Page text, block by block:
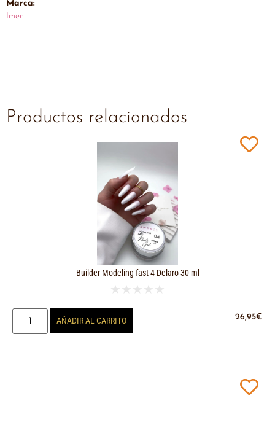
Marca:
Imen
Productos relacionados
Builder Modeling fast 4 Delaro 30 ml
★ ★ ★ ★ ★
26,95€
AÑADIR AL CARRITO